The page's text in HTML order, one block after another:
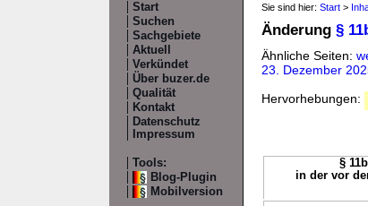
Start
Suchen
Sachgebiete
Aktuell
Verkündet
Über buzer.de
Qualität
Kontakt
Datenschutz
Impressum
Tools:
Blog-Plugin
Mobilversion
Sie sind hier: Start >
Änderung §
Ähnliche Seiten:
23. Dezember
Hervorhebungen:
§
in der vor